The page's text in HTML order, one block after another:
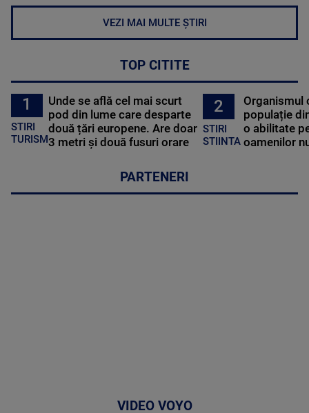
VEZI MAI MULTE ȘTIRI
TOP CITITE
1
STIRI
TURISM
Unde se află cel mai scurt
pod din lume care desparte
două țări europene. Are doar
3 metri și două fusuri orare
2
STIRI
STIINTA
Organismul
populație
o abilitate
oamenilor
PARTENERI
VIDEO VOYO